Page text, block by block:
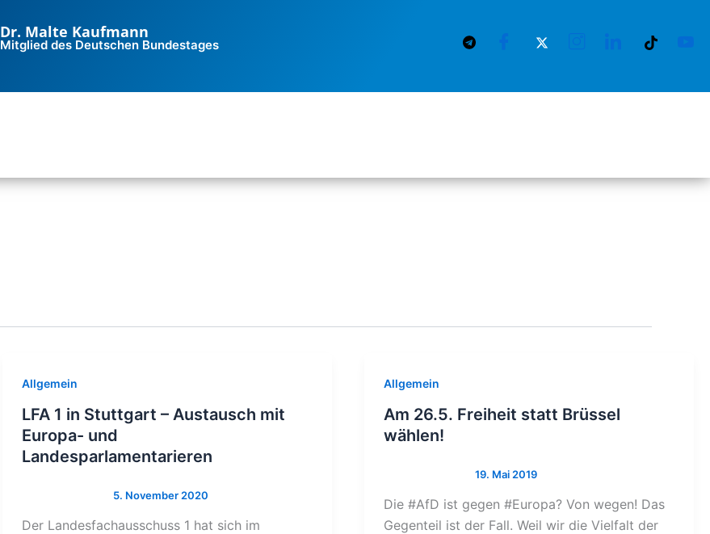
Dr. Malte Kaufmann
Mitglied des Deutschen Bundestages
Allgemein
LFA 1 in Stuttgart – Austausch mit
Europa- und
Landesparlamentarieren
Der Landesfachausschuss 1 hat sich im
Allgemein
Am 26.5. Freiheit statt Brüssel
wählen!
Die #AfD ist gegen #Europa? Von wegen! Das
Gegenteil ist der Fall. Weil wir die Vielfalt der